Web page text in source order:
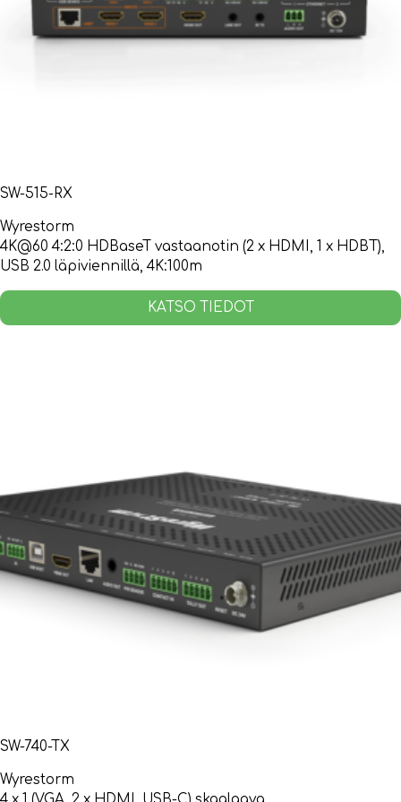
SW-515-RX
Wyrestorm
4K@60 4:2:0 HDBaseT vastaanotin (2 x HDMI, 1 x HDBT),
USB 2.0 läpiviennillä, 4K:100m
KATSO TIEDOT
SW-740-TX
Wyrestorm